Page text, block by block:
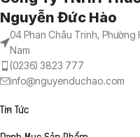
Nguyễn Đức Hào
04 Phan Châu Trinh,
Nam
(0236) 3823 777
info@nguyenduchao.com
Tin Tức